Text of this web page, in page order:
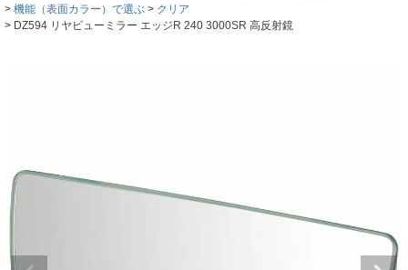
機能（表面カラー）で選ぶ
クリア
DZ594 リヤビューミラー エッジR 240 3000SR 高反射鏡